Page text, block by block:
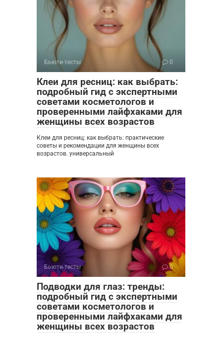
Бьюти-тесты 0
Клеи для ресниц: как выбрать:
подробный гид с экспертными
советами косметологов и
проверенными лайфхаками для
женщины всех возрастов
Клеи для ресниц: как выбрать: практические
советы и рекомендации для женщины всех
возрастов. универсальный
Бьюти-тесты 0
Подводки для глаз: тренды:
подробный гид с экспертными
советами косметологов и
проверенными лайфхаками для
женщины всех возрастов